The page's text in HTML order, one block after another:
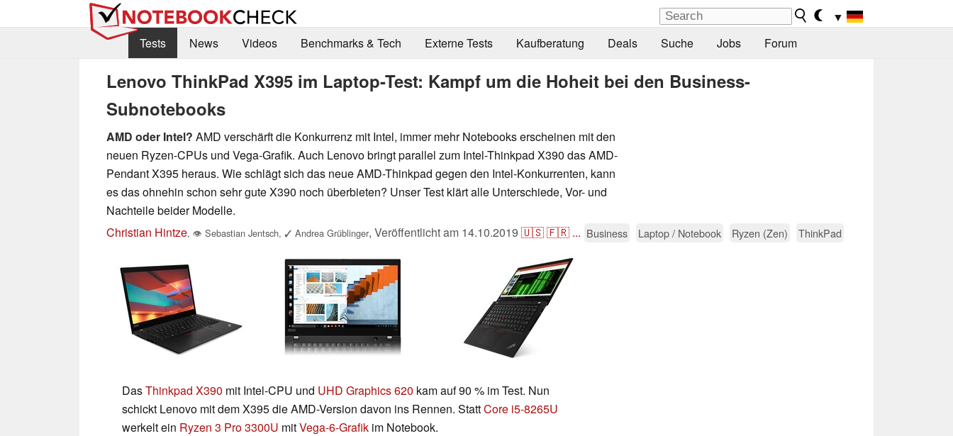
▼
Tests
News Videos Benchmarks & Tech Externe Tests Kaufberatung Deals Suche Jobs Forum
Lenovo ThinkPad X395 im Laptop-Test: Kampf um die Hoheit bei den Business-
Subnotebooks
AMD oder Intel? AMD verschärft die Konkurrenz mit Intel, immer mehr Notebooks erscheinen mit den
neuen Ryzen-CPUs und Vega-Grafik. Auch Lenovo bringt parallel zum Intel-Thinkpad X390 das AMD-
Pendant X395 heraus. Wie schlägt sich das neue AMD-Thinkpad gegen den Intel-Konkurrenten, kann
es das ohnehin schon sehr gute X390 noch überbieten? Unser Test klärt alle Unterschiede, Vor- und
Nachteile beider Modelle.
Christian Hintze, 👁 Sebastian Jentsch, ✓ Andrea Grüblinger, Veröffentlicht am 14.10.2019 🇺🇸🇫🇷 ... Business Laptop / Notebook Ryzen (Zen) ThinkPad
DasThinkpad X390 mit Intel-CPU und UHD Graphics 620 kam auf 90 % im Test. Nun
schickt Lenovo mit dem X395 die AMD-Version davon ins Rennen. StattCore i5-8265U
werkelt ein Ryzen 3 Pro 3300U mitVega-6-Grafik im Notebook.